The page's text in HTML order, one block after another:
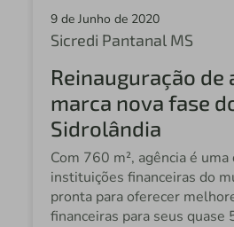
9 de Junho de 2020
Sicredi Pantanal MS
Reinauguração de
marca nova fase
Sidrolândia
Com 760 m², agência é
instituições financeiras do
pronta para oferecer
financeiras para seus quase